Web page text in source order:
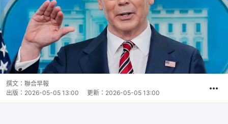
撰文： 聯合早報
出版： 2026-05-05 13:00 更新： 2026-05-05 13:00